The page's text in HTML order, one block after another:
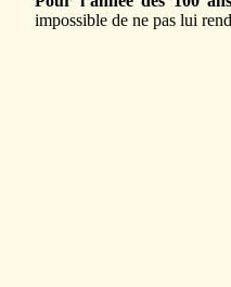
impossible de ne pas lui